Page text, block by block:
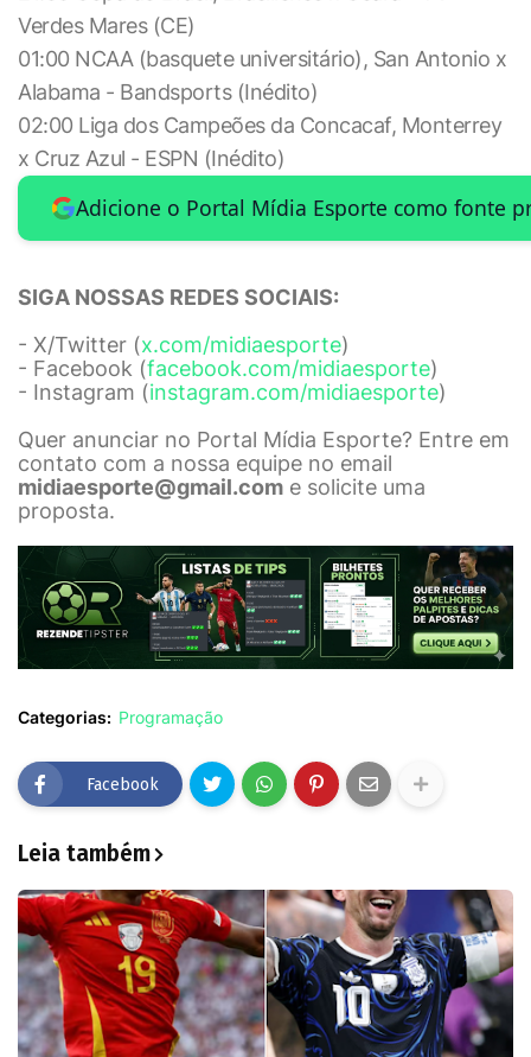
Verdes Mares (CE)
01:00 NCAA (basquete universitário), San Antonio x
Alabama - Bandsports (Inédito)
02:00 Liga dos Campeões da Concacaf, Monterrey
x Cruz Azul - ESPN (Inédito)
Adicione o Portal Mídia Esporte como fonte
SIGA NOSSAS REDES SOCIAIS:
- X/Twitter (x.com/midiaesporte)
- Facebook (facebook.com/midiaesporte)
- Instagram (instagram.com/midiaesporte)
Quer anunciar no Portal Mídia Esporte? Entre em
contato com a nossa equipe no email
midiaesporte@gmail.com e solicite uma
proposta.
Categorias: Programação
Facebook
Leia também